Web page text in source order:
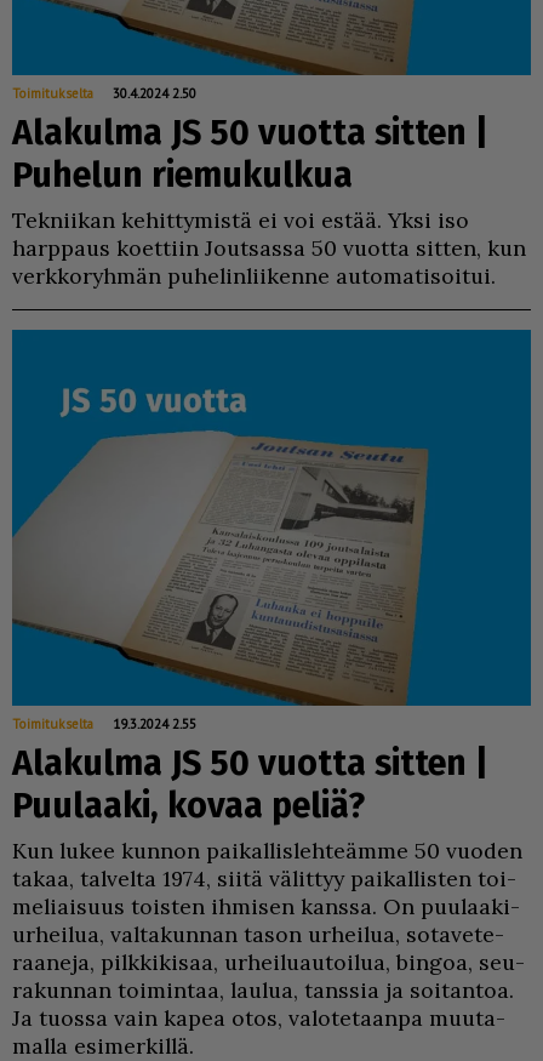
Toimitukselta 30.4.2024 2.50
Alakulma JS 50 vuotta sitten |
Puhelun riemukulkua
Tek­nii­kan ke­hit­ty­mis­tä ei voi es­tää. Yk­si iso
harp­paus ko­et­tiin Jout­sas­sa 50 vuot­ta sit­ten, kun
verk­ko­ryh­män pu­he­lin­lii­ken­ne au­to­ma­ti­soi­tui.
Toimitukselta 19.3.2024 2.55
Alakulma JS 50 vuotta sitten |
Puulaaki, kovaa peliä?
Kun lu­kee kun­non pai­kal­lis­leh­te­äm­me 50 vuo­den
ta­kaa, tal­vel­ta 1974, sii­tä vä­lit­tyy pai­kal­lis­ten toi­
me­li­ai­suus tois­ten ih­mi­sen kans­sa. On puu­laa­ki-
ur­hei­lua, val­ta­kun­nan ta­son ur­hei­lua, so­ta­ve­te­
raa­ne­ja, pilk­ki­ki­saa, ur­hei­lu­au­toi­lua, bin­goa, seu­
ra­kun­nan toi­min­taa, lau­lua, tans­sia ja soi­tan­toa.
Ja tuos­sa vain ka­pea otos, va­lo­te­taan­pa muu­ta­
mal­la esi­mer­kil­lä.